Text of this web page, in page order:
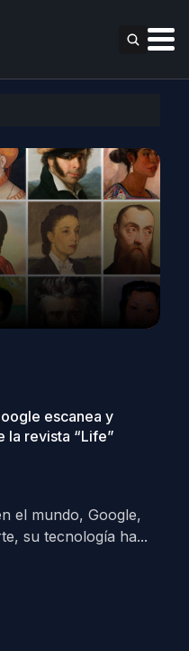
escanea y
la revista “Life”
el mundo, Google,
su tecnología ha...